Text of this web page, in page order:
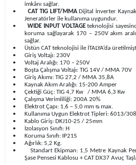
imkânı sağlar.
•
CAT TIG LIFT/MMADijital İnverter
Jeneratörler ile kullanıma uygundur.
•
WIDE INPUT VOLTAGEteknolojisi
koruma sağlayarak 170 – 250V akım
sağlar.
•
Üstün CAT teknolojisi ile İTALYA’da
•
Giriş Voltajı: 230V
•
Voltaj Aralığı: 170 – 250V
•
Boşta Çalışma Voltajı: TIG 14V / MMA 70V
•
Giriş Akımı: TIG 27,2 / MMA 35,8A
•
Kaynak Akım Aralığı: 15-200 Amper
•
Çektiği Güç: TIG 4,7 Kw
/ MMA 6,3 Kw
•
Çalışma Verimliliği: 200A 20%
•
Elektrot Çapı: 1,6 – 5,0 mm ᴓ max.
•
Kullanıma Uygun Elektrot Tipleri: 6013/
•
Kablo Giriş: DKJ10-25 / 25mm
•
İzolasyon Sınıfı: H
•
Koruma Sınıfı: IP21S
•
Ağırlık: 5,2 Kg.
•
Standart Ekipman: 1,5 Metre Kaynak
Şase Pensesi Kablosu + CAT DX37 Avuç